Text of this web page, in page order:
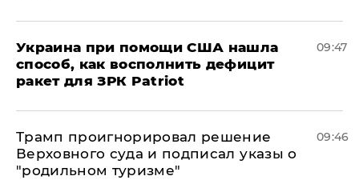
Украина при помощи США нашла
способ, как восполнить дефицит
ракет для ЗРК Patriot
09:47
Трамп проигнорировал решение
Верховного суда и подписал указы о
"родильном туризме"
09:46